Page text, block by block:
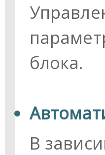
блока.
В